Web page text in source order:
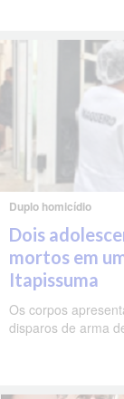
Duplo homicídio
Dois
mortos em
Itapissuma
Os corpos
disparos de arma